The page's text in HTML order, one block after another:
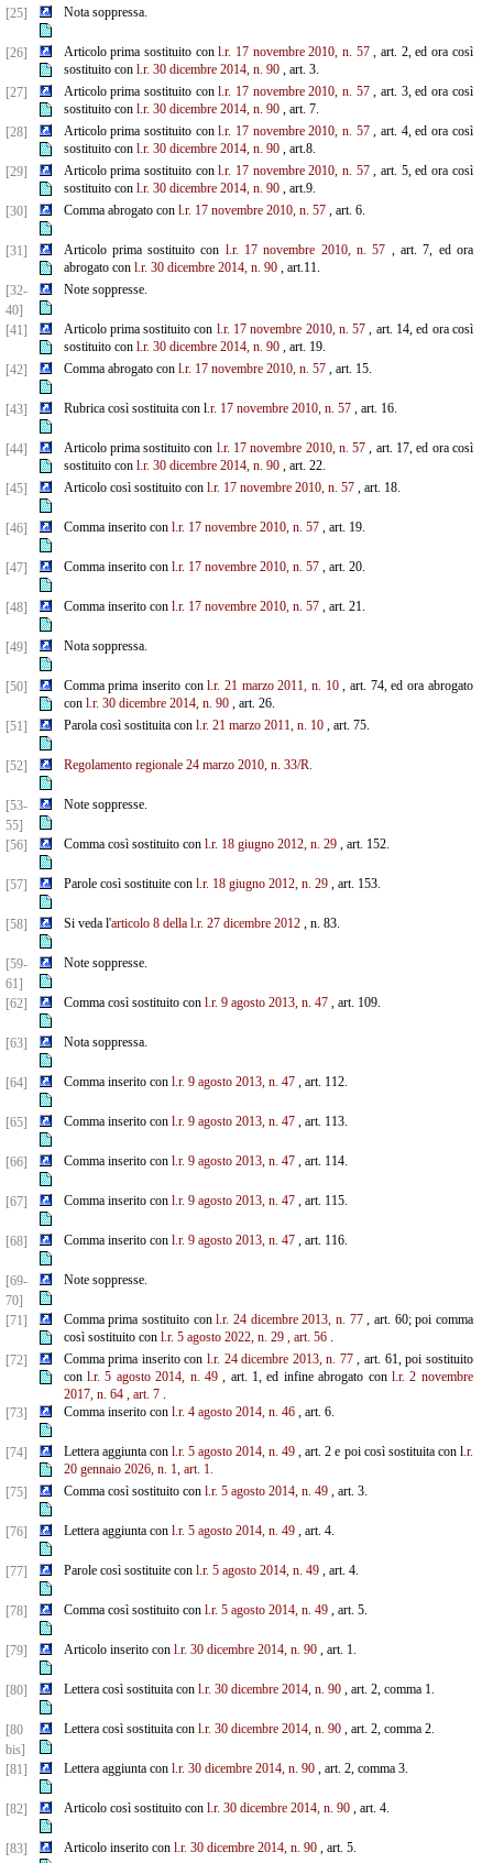
[25] Nota soppressa.
[26] Articolo prima sostituito conl.r. 17 novembre 2010, n. 57, art. 2, ed ora così
sostituito con l.r. 30 dicembre 2014, n. 90, art. 3.
[27]
Articolo prima sostituito conl.r. 17 novembre 2010, n. 57, art. 3, ed ora così
sostituito con l.r. 30 dicembre 2014, n. 90, art. 7.
[28]
Articolo prima sostituito conl.r. 17 novembre 2010, n. 57, art. 4, ed ora così
sostituito con l.r. 30 dicembre 2014, n. 90, art.8.
[29]
Articolo prima sostituito conl.r. 17 novembre 2010, n. 57, art. 5, ed ora così
sostituito con l.r. 30 dicembre 2014, n. 90, art.9.
[30]
Comma abrogato con l.r. 17 novembre 2010, n. 57, art. 6.
[31] Articolo prima sostituito con l.r. 17 novembre 2010, n. 57 , art. 7, ed ora
abrogato con l.r. 30 dicembre 2014, n. 90, art.11.
[32-
40]
Note soppresse.
[41] Articolo prima sostituito con l.r. 17 novembre 2010, n. 57 , art. 14, ed ora così
sostituito con l.r. 30 dicembre 2014, n. 90, art. 19.
[42]
Comma abrogato con l.r. 17 novembre 2010, n. 57, art. 15.
[43] Rubrica così sostituita con l.r. 17 novembre 2010, n. 57, art. 16.
[44] Articolo prima sostituito con l.r. 17 novembre 2010, n. 57 , art. 17, ed ora così
sostituito con l.r. 30 dicembre 2014, n. 90, art. 22.
[45]
Articolo così sostituito con l.r. 17 novembre 2010, n. 57, art. 18.
[46] Comma inserito con l.r. 17 novembre 2010, n. 57, art. 19.
[47] Comma inserito con l.r. 17 novembre 2010, n. 57, art. 20.
[48] Comma inserito con l.r. 17 novembre 2010, n. 57, art. 21.
[49] Nota soppressa.
[50] Comma prima inserito conl.r. 21 marzo 2011, n. 10, art. 74, ed ora abrogato
con l.r. 30 dicembre 2014, n. 90, art. 26.
[51]
Parola così sostituita con l.r. 21 marzo 2011, n. 10, art. 75.
[52] Regolamento regionale 24 marzo 2010, n. 33/R.
[53-
55]
Note soppresse.
[56] Comma così sostituito con l.r. 18 giugno 2012, n. 29, art. 152.
[57] Parole così sostituite con l.r. 18 giugno 2012, n. 29, art. 153.
[58] Si veda l'articolo 8 della l.r. 27 dicembre 2012, n. 83.
[59-
61]
Note soppresse.
[62] Comma così sostituito con l.r. 9 agosto 2013, n. 47, art. 109.
[63] Nota soppressa.
[64] Comma inserito con l.r. 9 agosto 2013, n. 47, art. 112.
[65] Comma inserito con l.r. 9 agosto 2013, n. 47, art. 113.
[66] Comma inserito con l.r. 9 agosto 2013, n. 47, art. 114.
[67] Comma inserito con l.r. 9 agosto 2013, n. 47, art. 115.
[68] Comma inserito con l.r. 9 agosto 2013, n. 47, art. 116.
[69-
70]
Note soppresse.
[71] Comma prima sostituito conl.r. 24 dicembre 2013, n. 77, art. 60; poi comma
così sostituito con l.r. 5 agosto 2022, n. 29 , art. 56.
[72]
Comma prima inserito con l.r. 24 dicembre 2013, n. 77, art. 61, poi sostituito
con l.r. 5 agosto 2014, n. 49, art. 1, ed infine abrogato conl.r. 2 novembre
2017, n. 64 , art. 7.
[73]
Comma inserito con l.r. 4 agosto 2014, n. 46, art. 6.
[74] Lettera aggiunta con l.r. 5 agosto 2014, n. 49 , art. 2 e poi così sostituita con l.r.
20 gennaio 2026, n. 1, art. 1.
[75]
Comma così sostituito con l.r. 5 agosto 2014, n. 49, art. 3.
[76] Lettera aggiunta con l.r. 5 agosto 2014, n. 49, art. 4.
[77] Parole così sostituite con l.r. 5 agosto 2014, n. 49, art. 4.
[78] Comma così sostituito con l.r. 5 agosto 2014, n. 49, art. 5.
[79] Articolo inserito con l.r. 30 dicembre 2014, n. 90, art. 1.
[80] Lettera così sostituita con l.r. 30 dicembre 2014, n. 90, art. 2, comma 1.
[80
bis]
Lettera così sostituita con l.r. 30 dicembre 2014, n. 90, art. 2, comma 2.
[81] Lettera aggiunta con l.r. 30 dicembre 2014, n. 90, art. 2, comma 3.
[82] Articolo così sostituito con l.r. 30 dicembre 2014, n. 90, art. 4.
[83] Articolo inserito con l.r. 30 dicembre 2014, n. 90, art. 5.